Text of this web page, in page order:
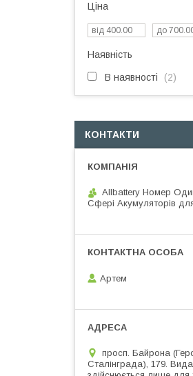
Ціна
Наявність
В наявності 2
КОНТАКТИ
Allbattery Номер
Сфері Акумуляторів
Артем
просп. Байрона
Сталінграда), 179.